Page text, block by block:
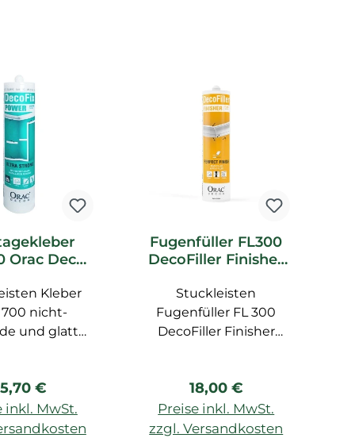
Orac Decor
für
Kleber
700 nicht-
und glatte
für
290 ml,
starker MS-
Preis:
€
inkl. MwSt.
Fugenfüller FL300
DecoFiller Finisher
Stuckleisten
Fugenfüller FL 300
DecoFiller Finisher
Profile, besondere
Eigenschaften: Schnell
überstreichbar (nach
Regulärer Preis:
18,00 €
Preise inkl. MwSt.
zzgl. Versandkosten